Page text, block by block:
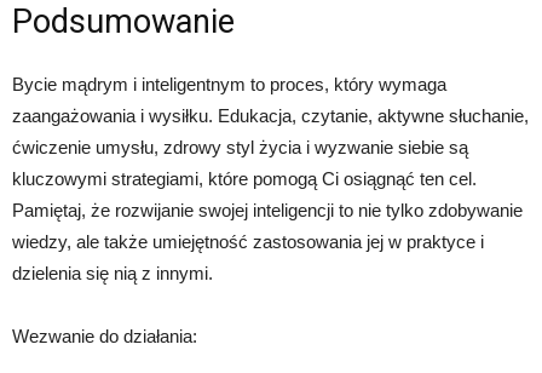
Podsumowanie
Bycie mądrym i inteligentnym to proces, który wymaga
zaangażowania i wysiłku. Edukacja, czytanie, aktywne słuchanie,
ćwiczenie umysłu, zdrowy styl życia i wyzwanie siebie są
kluczowymi strategiami, które pomogą Ci osiągnąć ten cel.
Pamiętaj, że rozwijanie swojej inteligencji to nie tylko zdobywanie
wiedzy, ale także umiejętność zastosowania jej w praktyce i
dzielenia się nią z innymi.
Wezwanie do działania: